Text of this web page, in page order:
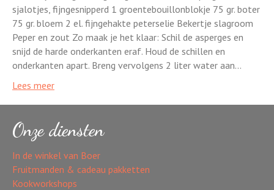
sjalotjes, fijngesnipperd 1 groentebouillonblokje 75 gr. boter
75 gr. bloem 2 el. fijngehakte peterselie Bekertje slagroom
Peper en zout Zo maak je het klaar: Schil de asperges en
snijd de harde onderkanten eraf. Houd de schillen en
onderkanten apart. Breng vervolgens 2 liter water aan…
Lees meer
Onze diensten
In de winkel van Boer
Fruitmanden & cadeau pakketten
Kookworkshops